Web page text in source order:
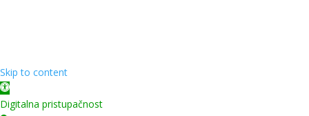
Skip to content
Open toolbar
Digitalna pristupačnost